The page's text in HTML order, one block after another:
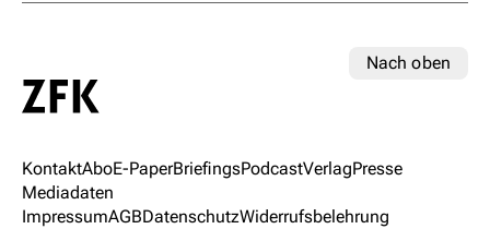
Nach oben
KontaktAboE-PaperBriefingsPodcastVerlagPresse
Mediadaten
ImpressumAGBDatenschutzWiderrufsbelehrung